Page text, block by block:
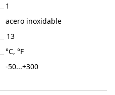
1
acero inoxidable
13
°C, °F
-50...+300